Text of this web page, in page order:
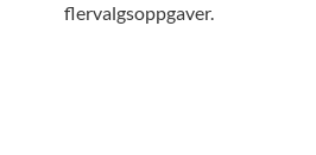
flervalgsoppgaver.